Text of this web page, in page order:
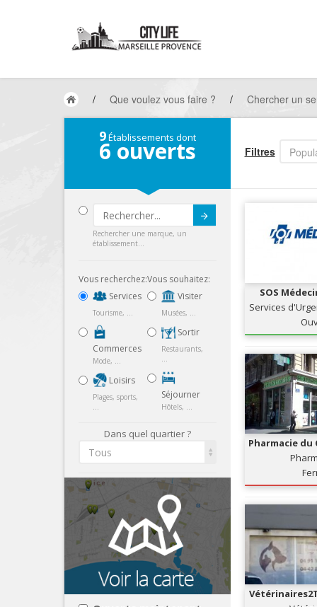
/ Que voulez vous faire ? / Chercher un
9Établissements dont
6 ouverts
Submit
Rechercher une marque, un
établissement...
Vous recherchez:
Services
Tourisme, ...
Commerces
Mode, ...
Loisirs
Plages, sports,
...
Vous souhaitez:
Visiter
Musées, ...
Sortir
Restaurants,
...
Séjourner
Hôtels, ...
Dans quel quartier ?
Tous
Filtres
SOS
Services
Pharmacie du